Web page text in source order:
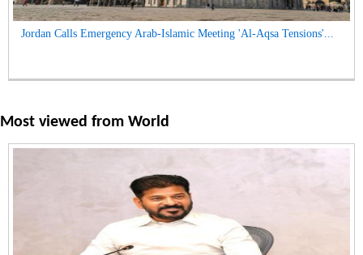
Jordan Calls Emergency Arab-Islamic Meeting 'Al-Aqsa Tensions'...
Most viewed from World